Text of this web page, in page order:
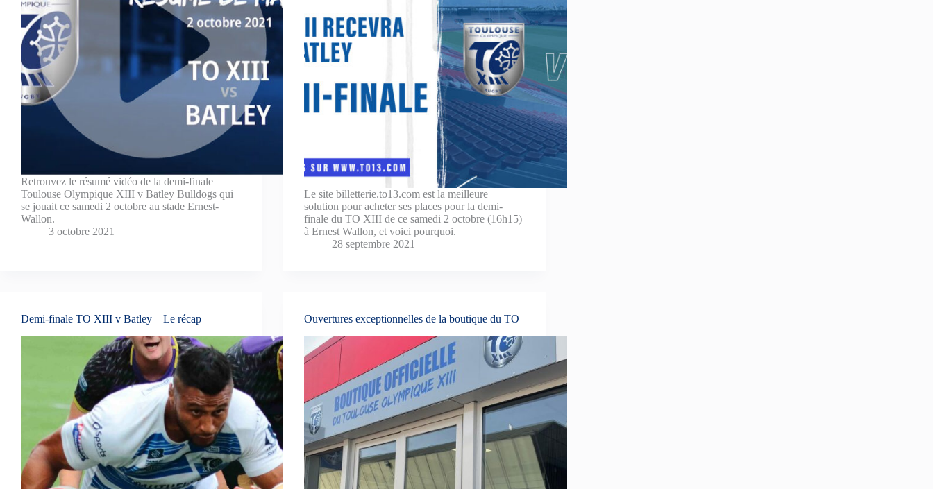
Retrouvez le résumé vidéo de la demi-finale
Toulouse Olympique XIII v Batley Bulldogs qui
se jouait ce samedi 2 octobre au stade Ernest-
Wallon.
3 octobre 2021
Le site billetterie.to13.com est la meilleure
solution pour acheter ses places pour la demi-
finale du TO XIII de ce samedi 2 octobre (16h15)
à Ernest Wallon, et voici pourquoi.
28 septembre 2021
Demi-finale TO XIII v Batley – Le récap Ouvertures exceptionnelles de la boutique du TO